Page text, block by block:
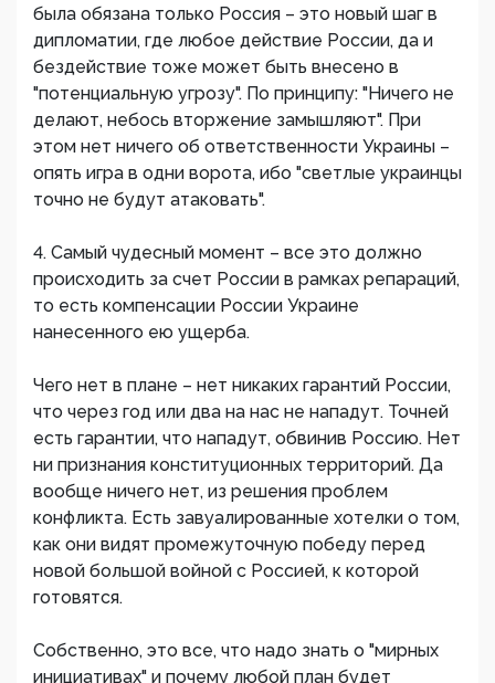
была обязана только Россия – это новый шаг в
дипломатии, где любое действие России, да и
бездействие тоже может быть внесено в
"потенциальную угрозу". По принципу: "Ничего не
делают, небось вторжение замышляют". При
этом нет ничего об ответственности Украины –
опять игра в одни ворота, ибо "светлые украинцы
точно не будут атаковать".
4. Самый чудесный момент – все это должно
происходить за счет России в рамках репараций,
то есть компенсации России Украине
нанесенного ею ущерба.
Чего нет в плане – нет никаких гарантий России,
что через год или два на нас не нападут. Точней
есть гарантии, что нападут, обвинив Россию. Нет
ни признания конституционных территорий. Да
вообще ничего нет, из решения проблем
конфликта. Есть завуалированные хотелки о том,
как они видят промежуточную победу перед
новой большой войной с Россией, к которой
готовятся.
Собственно, это все, что надо знать о "мирных
инициативах" и почему любой план будет